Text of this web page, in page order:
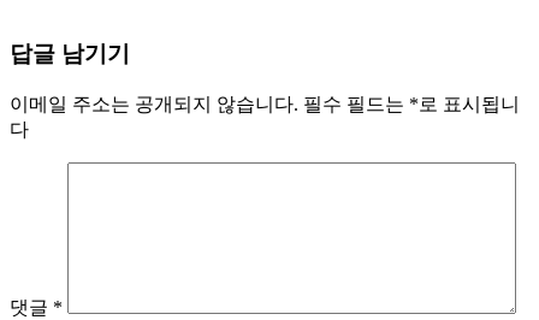
답글 남기기
이메일 주소는 공개되지 않습니다. 필수 필드는 *로 표시됩니
다
댓글 *